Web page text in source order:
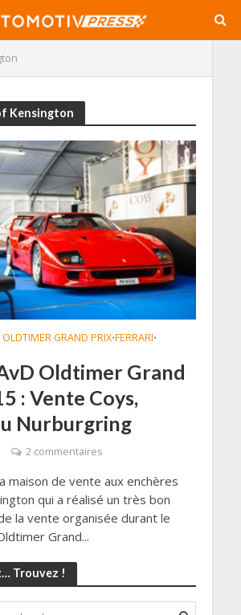
Kensington
OLDTIMER GRAND PRIX•FERRARI•
Oldtimer Grand
: Vente Coys,
Nurburgring
2 commentaires
maison de vente aux enchères
qui a réalisé un très bon
la vente organisée durant le
Grand...
Trouvez !